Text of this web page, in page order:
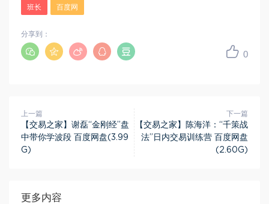
班长 百度网
0
分享到：
上一篇
【交易之家】谢磊“金刚经”盘
中带你学波段 百度网盘(3.99
G)
下一篇
【交易之家】陈海洋：“千策战
法”日内交易训练营 百度网盘
(2.60G)
更多内容